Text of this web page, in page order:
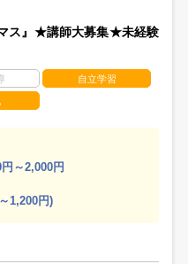
ス』★講師大募集★未経験
自立学習
～2,000円
1,200円)